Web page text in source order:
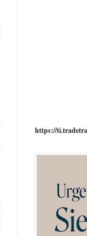
https://